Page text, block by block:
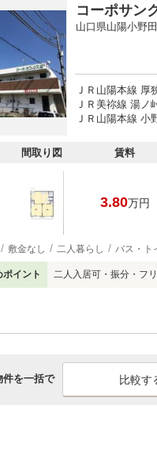
コーポサン
山口県山陽小野
ＪＲ山陽本線 厚
ＪＲ美祢線 湯ノ
ＪＲ山陽本線 小
間取り図 賃料
3.80万円
敷金なし 二人暮らし バス・ト
ポイント 二人入居可・振分・フ
件を一括で